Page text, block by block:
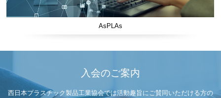
AsPLAs
入会のご案内
西日本プラスチック製品工業協会では活動趣旨にご賛同いただける方の